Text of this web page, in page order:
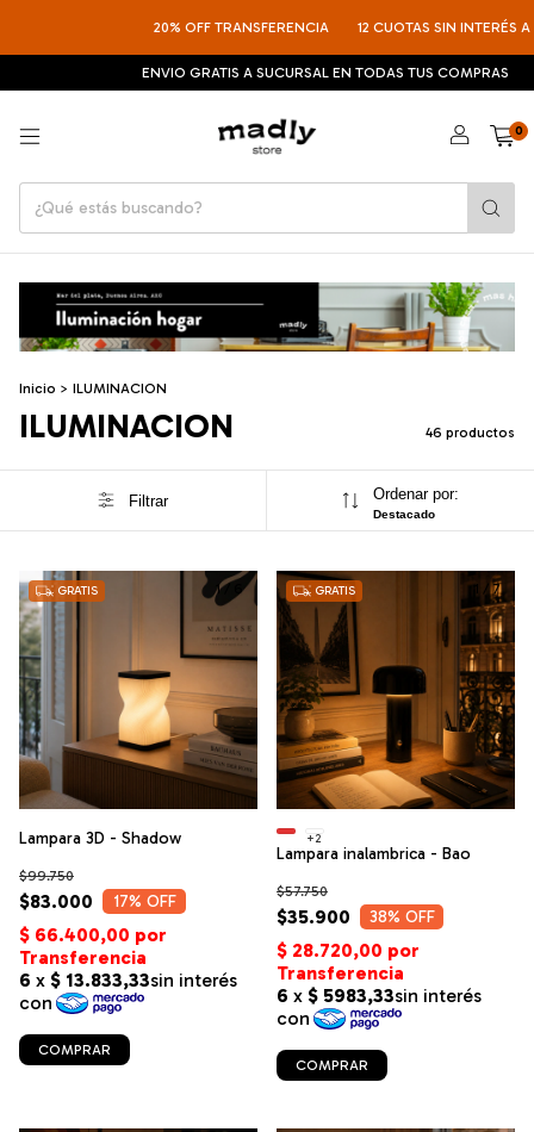
20% OFF TRANSFERENCIA 12 CUOTAS SIN INTERÉS A PARTIR DE
ENVIO GRATIS A SUCURSAL EN TODAS TUS COMPRAS ENVIO
0
Inicio > ILUMINACION
ILUMINACION 46 productos
Filtrar Ordenar por:
Destacado
1/ 6
GRATIS
Lampara 3D - Shadow
$83.000
$99.750
17% OFF
COMPRAR
1 /7
GRATIS
Lampara inalambrica - Bao
$35.900
$57.750
38% OFF
+2
COMPRAR